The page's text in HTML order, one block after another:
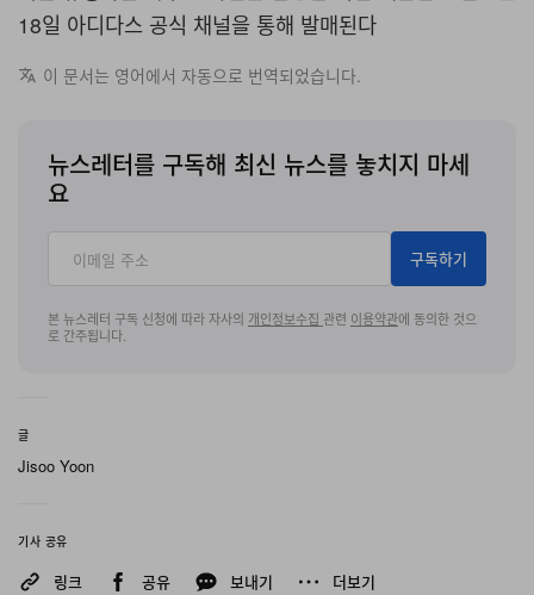
18일 아디다스 공식 채널을 통해 발매된다
이 문서는 영어에서 자동으로 번역되었습니다.
뉴스레터를 구독해 최신 뉴스를 놓치지 마세
요
구독하기
본 뉴스레터 구독 신청에 따라 자사의 개인정보수집 관련 이용약관에 동의한 것으
로 간주됩니다.
글
Jisoo Yoon
기사 공유
링크 공유 보내기 더보기